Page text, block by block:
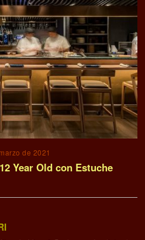
de 2021
Year Old con Estuche